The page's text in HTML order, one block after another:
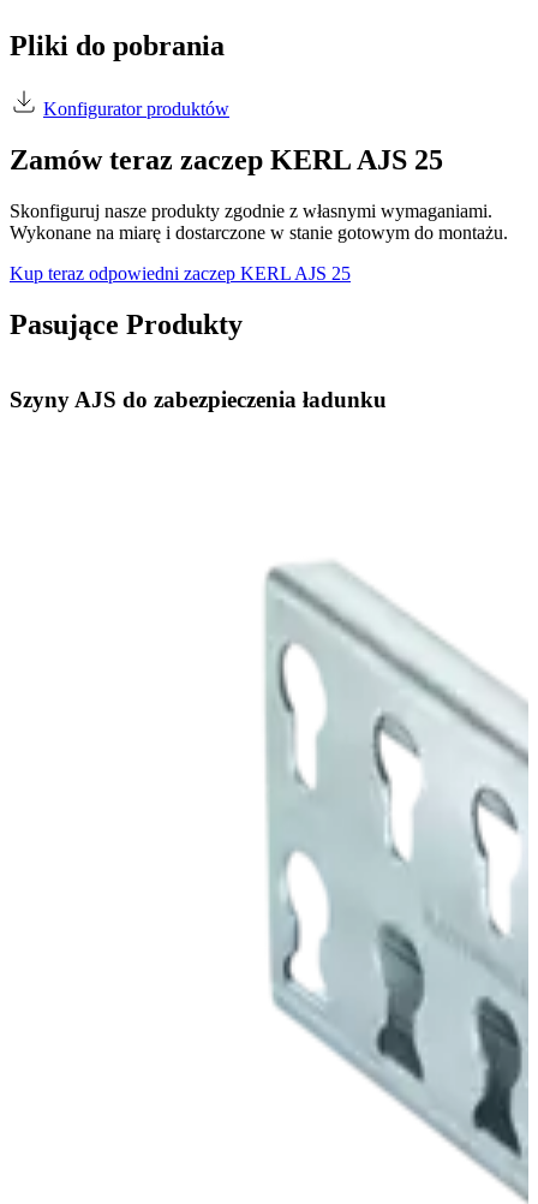
Pliki do pobrania
Konfigurator produktów
Zamów teraz zaczep KERL AJS 25
Skonfiguruj nasze produkty zgodnie z własnymi wymaganiami.
Wykonane na miarę i dostarczone w stanie gotowym do montażu.
Kup teraz odpowiedni zaczep KERL AJS 25
Pasujące Produkty
Szyny AJS do zabezpieczenia ładunku